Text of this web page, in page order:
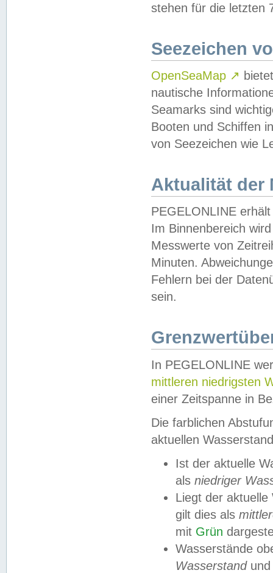
stehen für die letzten
Seezeichen
OpenSeaMap ↗
nautische
Seamarks sind
Booten und Schiffen
von Seezeichen wie
Aktualität der
PEGELONLINE
Im Binnenbereich
Messwerte von
Minuten.
Fehlern bei der
sein.
In PEGELONLINE
mittleren niedrigsten
einer Zeitspanne in
Die farblichen
aktuellen
Ist der aktuelle
als niedriger
Liegt der
gilt dies als
mit Grün
Wasserstände
Wasserstandund